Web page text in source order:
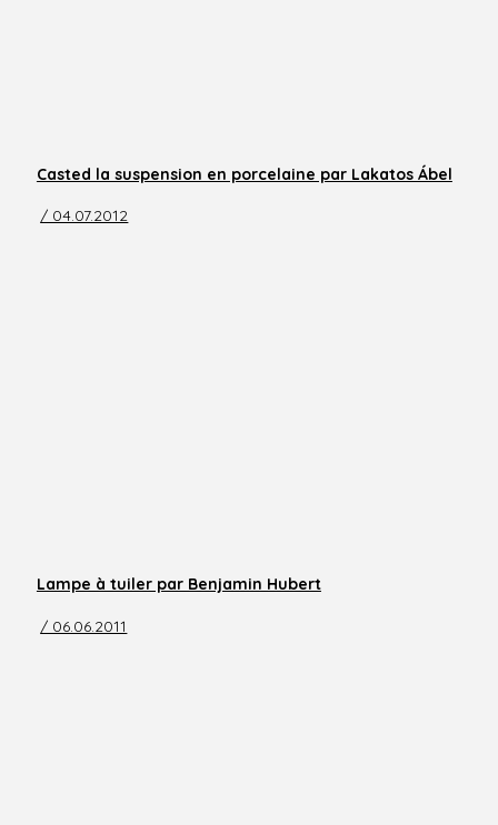
Casted la suspension en porcelaine par Lakatos Ábel
/ 04.07.2012
Lampe à tuiler par Benjamin Hubert
/ 06.06.2011